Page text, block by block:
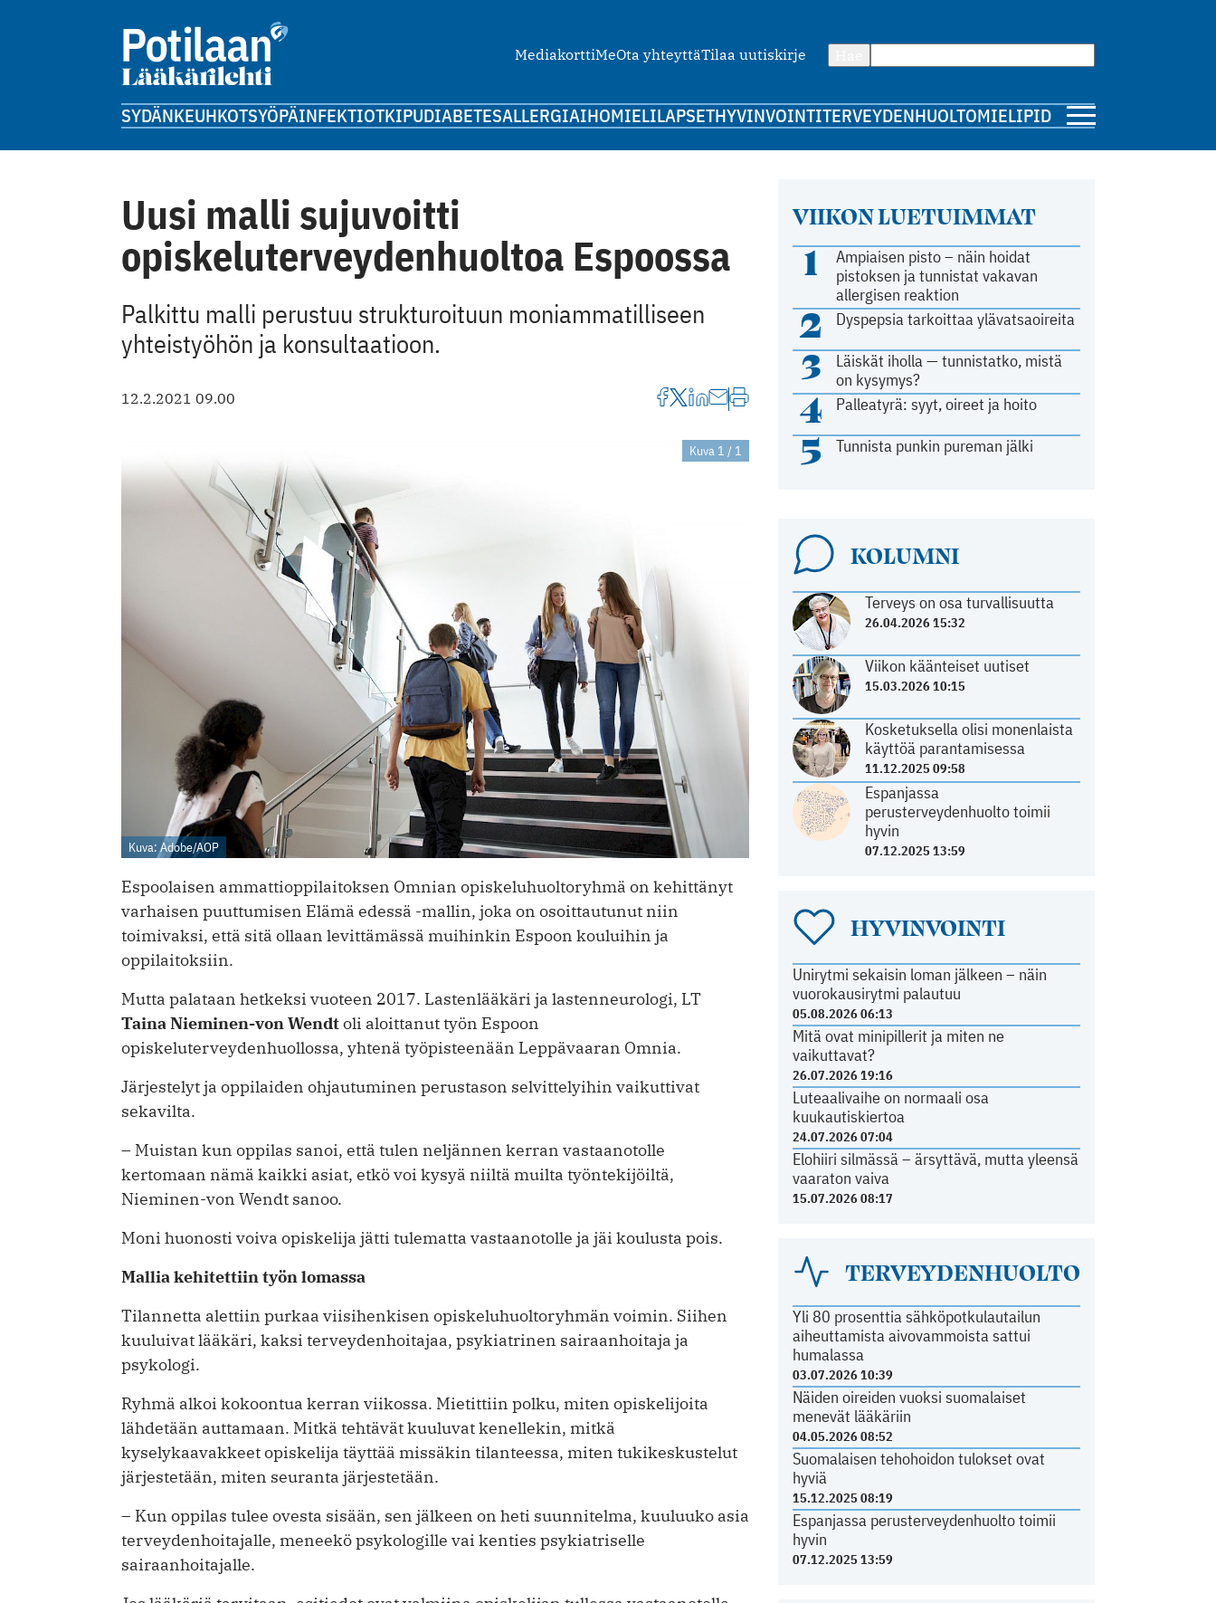
MediakorttiMeOta yhteyttäTilaa uutiskirje
SYDÄNKEUHKOTSYÖPÄINFEKTIOTKIPUDIABETESALLERGIAIHOMIELILAPSETHYVINVOINTITERVEYDENHUOLTOMIELIPIDE
VIIKON LUETUIMMAT
1
Ampiaisen pisto – näin hoidat
pistoksen ja tunnistat vakavan
allergisen reaktion
2 Dyspepsia tarkoittaa ylävatsaoireita
3
Läiskät iholla — tunnistatko, mistä
on kysymys?
4 Palleatyrä: syyt, oireet ja hoito
5 Tunnista punkin pureman jälki
KOLUMNI
Terveys on osa turvallisuutta
26.04.2026 15:32
Viikon käänteiset uutiset
15.03.2026 10:15
Kosketuksella olisi monenlaista
käyttöä parantamisessa
11.12.2025 09:58
Espanjassa
perusterveydenhuolto toimii
hyvin
07.12.2025 13:59
HYVINVOINTI
Unirytmi sekaisin loman jälkeen – näin
vuorokausirytmi palautuu
05.08.2026 06:13
Mitä ovat minipillerit ja miten ne
vaikuttavat?
26.07.2026 19:16
Luteaalivaihe on normaali osa
kuukautiskiertoa
24.07.2026 07:04
Elohiiri silmässä – ärsyttävä, mutta yleensä
vaaraton vaiva
15.07.2026 08:17
TERVEYDENHUOLTO
Yli 80 prosenttia sähköpotkulautailun
aiheuttamista aivovammoista sattui
humalassa
03.07.2026 10:39
Näiden oireiden vuoksi suomalaiset
menevät lääkäriin
04.05.2026 08:52
Suomalaisen tehohoidon tulokset ovat
hyviä
15.12.2025 08:19
Espanjassa perusterveydenhuolto toimii
hyvin
07.12.2025 13:59
Uusi malli sujuvoitti
opiskeluterveydenhuoltoa Espoossa
Palkittu malli perustuu strukturoituun ­moni­ammatilliseen
yhteistyöhön ja ­konsultaatioon.
12.2.2021 09.00
Kuva 1 / 1
Kuva: Adobe/AOP
Espoolaisen ammattioppilaitoksen Omnian opiskeluhuoltoryhmä on kehittänyt
varhaisen puuttumisen Elämä edessä -mallin, joka on osoittautunut niin
toimivaksi, että sitä ollaan levittämässä muihinkin Espoon kouluihin ja
oppilaitoksiin.
Mutta palataan hetkeksi vuoteen 2017. Lastenlääkäri ja lastenneurologi, LT
Taina Nieminen-von Wendtoli aloittanut työn Espoon
opiskeluterveydenhuollossa, yhtenä työpisteenään Leppävaaran Omnia.
Järjestelyt ja oppilaiden ohjautuminen perustason selvittelyihin vaikuttivat
sekavilta.
– Muistan kun oppilas sanoi, että ­tulen neljännen kerran vastaanotolle
kertomaan nämä kaikki asiat, etkö voi kysyä niiltä muilta työntekijöiltä,
Nieminen-von Wendt sanoo.
Moni huonosti voiva opiskelija jätti tulematta vastaanotolle ja jäi koulusta pois.
Mallia kehitettiin työn lomassa
Tilannetta alettiin purkaa viisihenkisen opiskeluhuoltoryhmän voimin. Siihen
kuuluivat lääkäri, kaksi terveydenhoitajaa, psykiatrinen sairaanhoitaja ja
psykologi.
Ryhmä alkoi kokoontua kerran viikossa. Mietittiin polku, miten opiskelijoita
lähdetään auttamaan. Mitkä tehtävät kuuluvat kenellekin, mitkä
kyselykaavakkeet opiskelija täyttää missäkin tilanteessa, miten tukikeskustelut
järjestetään, miten seuranta järjestetään.
– Kun oppilas tulee ovesta sisään, sen jälkeen on heti suunnitelma, kuuluuko asia
terveydenhoitajalle, meneekö psykologille vai kenties psykiatriselle
sairaanhoitajalle.